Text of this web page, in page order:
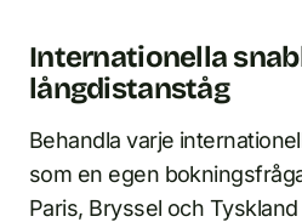
Internationella
långdistanståg
Behandla varje
som en egen
Paris, Bryssel och